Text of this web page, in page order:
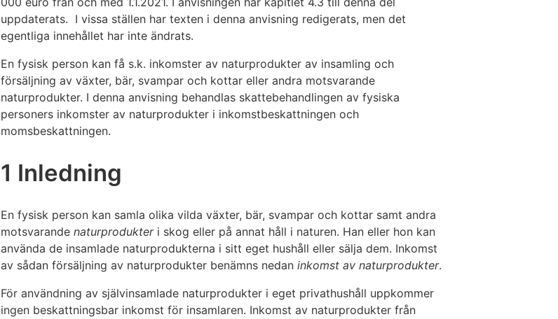
uppdaterats. I vissa ställen har texten i denna anvisning redigerats, men det
egentliga innehållet har inte ändrats.
En fysisk person kan få s.k. inkomster av naturprodukter av insamling och
försäljning av växter, bär, svampar och kottar eller andra motsvarande
naturprodukter. I denna anvisning behandlas skattebehandlingen av fysiska
personers inkomster av naturprodukter i inkomstbeskattningen och
momsbeskattningen.
1 Inledning
En fysisk person kan samla olika vilda växter, bär, svampar och kottar samt andra
motsvarande naturprodukteri skog eller på annat håll i naturen. Han eller hon kan
använda de insamlade naturprodukterna i sitt eget hushåll eller sälja dem. Inkomst
av sådan försäljning av naturprodukter benämns nedan inkomst av naturprodukter.
För användning av självinsamlade naturprodukter i eget privathushåll uppkommer
ingen beskattningsbar inkomst för insamlaren. Inkomst av naturprodukter från